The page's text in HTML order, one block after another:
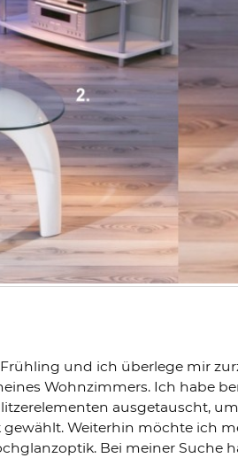
und ich überlege mir
Wohnzimmers. Ich habe
ausgetauscht, um
gewählt. Weiterhin möchte ich
Bei meiner Suche